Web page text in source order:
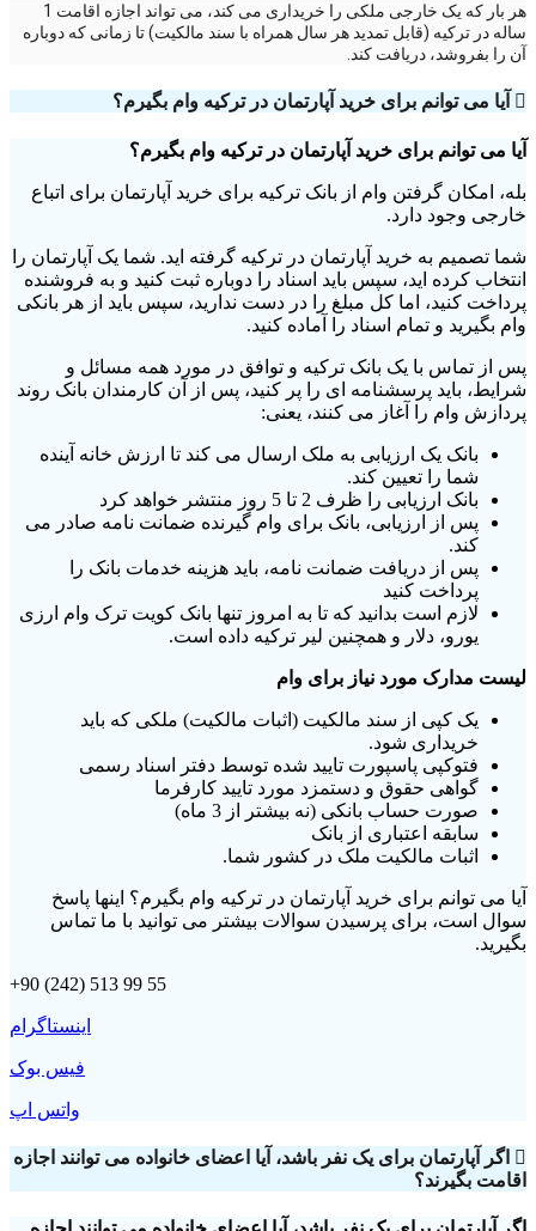
هر بار که یک خارجی ملکی را خریداری می کند، می تواند اجازه اقامت 1
ساله در ترکیه (قابل تمدید هر سال همراه با سند مالکیت) تا زمانی که دوباره
آن را بفروشد، دریافت کند.
آیا می توانم برای خرید آپارتمان در ترکیه وام بگیرم؟
آیا می توانم برای خرید آپارتمان در ترکیه وام بگیرم؟
بله، امکان گرفتن وام از بانک ترکیه برای خرید آپارتمان برای اتباع
خارجی وجود دارد.
شما تصمیم به خرید آپارتمان در ترکیه گرفته اید. شما یک آپارتمان را
انتخاب کرده اید، سپس باید اسناد را دوباره ثبت کنید و به فروشنده
پرداخت کنید، اما کل مبلغ را در دست ندارید، سپس باید از هر بانکی
وام بگیرید و تمام اسناد را آماده کنید.
پس از تماس با یک بانک ترکیه و توافق در مورد همه مسائل و
شرایط، باید پرسشنامه ای را پر کنید، پس از آن کارمندان بانک روند
پردازش وام را آغاز می کنند، یعنی:
بانک یک ارزیابی به ملک ارسال می کند تا ارزش خانه آینده
شما را تعیین کند.
بانک ارزیابی را ظرف 2 تا 5 روز منتشر خواهد کرد
پس از ارزیابی، بانک برای وام گیرنده ضمانت نامه صادر می
کند.
پس از دریافت ضمانت نامه، باید هزینه خدمات بانک را
پرداخت کنید
لازم است بدانید که تا به امروز تنها بانک کویت ترک وام ارزی
یورو، دلار و همچنین لیر ترکیه داده است.
لیست مدارک مورد نیاز برای وام
یک کپی از سند مالکیت (اثبات مالکیت) ملکی که باید
خریداری شود.
فتوکپی پاسپورت تایید شده توسط دفتر اسناد رسمی
گواهی حقوق و دستمزد مورد تایید کارفرما
صورت حساب بانکی (نه بیشتر از 3 ماه)
سابقه اعتباری از بانک
اثبات مالکیت ملک در کشور شما.
آیا می توانم برای خرید آپارتمان در ترکیه وام بگیرم؟ اینها پاسخ
سوال است، برای پرسیدن سوالات بیشتر می توانید با ما تماس
بگیرید.
+90 (242) 513 99 55
اینستاگرام
فیس بوک
واتس اپ
اگر آپارتمان برای یک نفر باشد، آیا اعضای خانواده می توانند اجازه
اقامت بگیرند؟